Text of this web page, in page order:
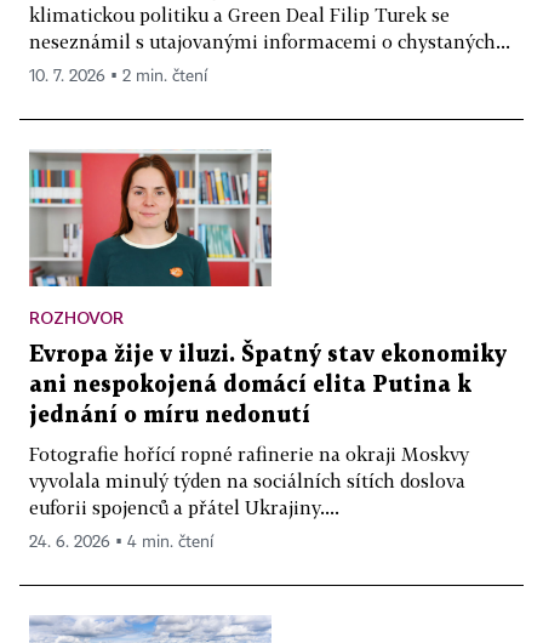
klimatickou politiku a Green Deal Filip Turek se
neseznámil s utajovanými informacemi o chystaných...
10. 7. 2026 ▪ 2 min. čtení
ROZHOVOR
Evropa žije v iluzi. Špatný stav ekonomiky
ani nespokojená domácí elita Putina k
jednání o míru nedonutí
Fotografie hořící ropné rafinerie na okraji Moskvy
vyvolala minulý týden na sociálních sítích doslova
euforii spojenců a přátel Ukrajiny....
24. 6. 2026 ▪ 4 min. čtení